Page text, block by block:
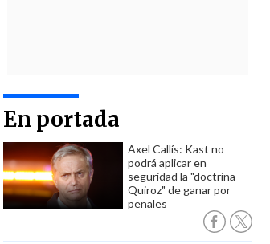
En portada
Axel Callís: Kast no
podrá aplicar en
seguridad la "doctrina
Quiroz" de ganar por
penales